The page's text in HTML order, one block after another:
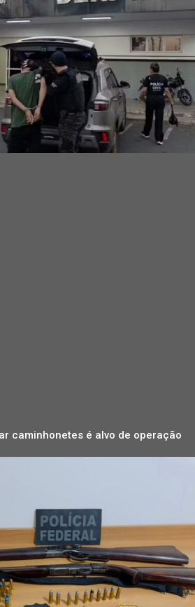
caminhonetes é alvo de operação